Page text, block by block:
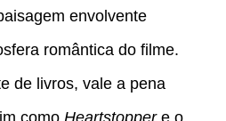
envolvente
romântica do filme.
de livros, vale a pena
como Heartstoppere o